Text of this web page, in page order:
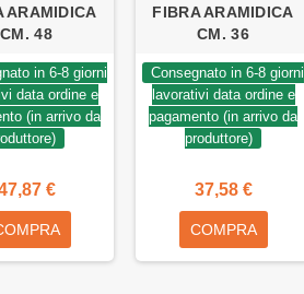
ARAMIDICA
CM. 48
in 6-8 giorni
data ordine e
(in arrivo da
€
FIBRA ARAMIDICA
CM. 36
Consegnato in 6-8 giorni
lavorativi data ordine e
pagamento (in arrivo da
produttore)
37,58 €
COMPRA